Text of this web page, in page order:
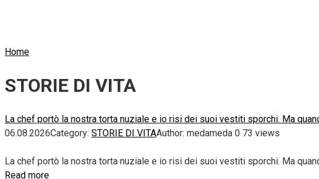
Home
STORIE DI VITA
La chef portò la nostra torta nuziale e io risi dei suoi vestiti sporchi. Ma
06.08.2026Category: STORIE DI VITAAuthor: medameda 0 73 views
La chef portò la nostra torta nuziale e io risi dei suoi vestiti sporchi. Ma
Read more